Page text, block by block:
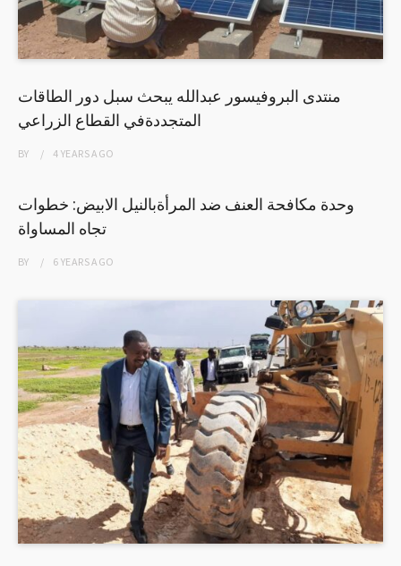
منتدى البروفيسور عبدالله يبحث سبل دور الطاقات
المتجددةفي القطاع الزراعي
BY 4 YEARSAGO
وحدة مكافحة العنف ضد المرأةبالنيل الابيض: خطوات
تجاه المساواة
BY 6 YEARSAGO